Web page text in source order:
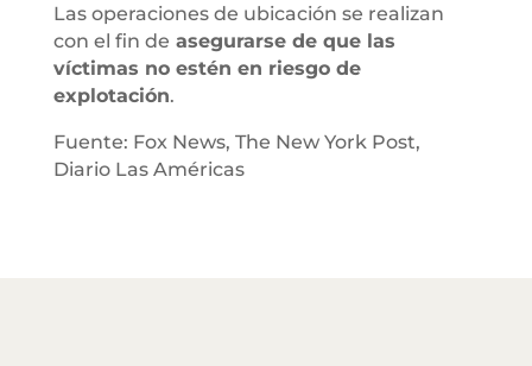
Las operaciones de ubicación se realizan
con el fin de asegurarse de que las
víctimas no estén en riesgo de
explotación.
Fuente: Fox News, The New York Post,
Diario Las Américas